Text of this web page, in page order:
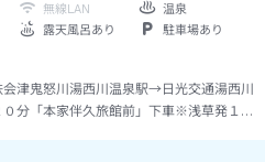
無線LAN
温泉
露天風呂あり
駐車場あり
会津鬼怒川湯西川温泉駅→日光交通湯西川
分「本家伴久旅館前」下車※浅草発１